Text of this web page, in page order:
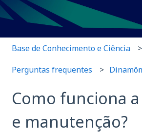
Base de Conhecimento e Ciência
Perguntas frequentes
Como funciona
e manutenção?